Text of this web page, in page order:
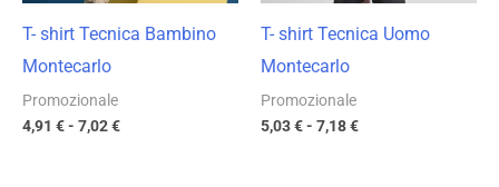
T- shirt Tecnica Bambino
Montecarlo
Promozionale
4,91 €- 7,02€
T- shirt Tecnica Uomo
Montecarlo
Promozionale
5,03€- 7,18€